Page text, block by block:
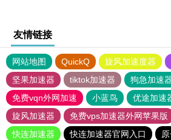
友情链接
网站地图 QuickQ 旋风加速度器
坚果加速器
tiktok加速器
狗急加速
免费vqn外网加速
小蓝鸟 优途加速
旋风加速器
免费vps加速器外网苹果版
快连加速器
快连加速器官网入口